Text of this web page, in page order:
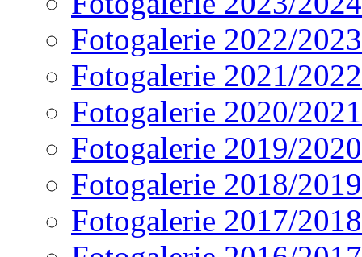
Fotogalerie 2022/2023
Fotogalerie 2021/2022
Fotogalerie 2020/2021
Fotogalerie 2019/2020
Fotogalerie 2018/2019
Fotogalerie 2017/2018